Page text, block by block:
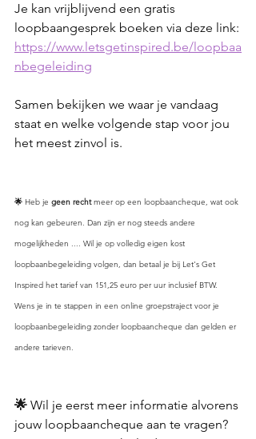
Je kan vrijblijvend een gratis
loopbaangesprek boeken via deze link:
https://www.letsgetinspired.be/loopbaa
nbegeleiding
Samen bekijken we waar je vandaag
staat en welke volgende stap voor jou
het meest zinvol is.
🌟 Heb je geen recht meer op een loopbaancheque, wat ook
nog kan gebeuren. Dan zijn er nog steeds andere
mogelijkheden .... Wil je op volledig eigen kost
loopbaanbegeleiding volgen, dan betaal je bij Let's Get
Inspired het tarief van 151,25 euro per uur inclusief BTW.
Wens je in te stappen in een online groepstraject voor je
loopbaanbegeleiding zonder loopbaancheque dan gelden er
andere tarieven.
🌟 Wil je eerst meer informatie alvorens
jouw loopbaancheque aan te vragen?